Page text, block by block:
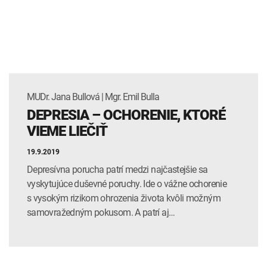
MUDr. Jana Bullová | Mgr. Emil Bulla
DEPRESIA – OCHORENIE, KTORÉ
VIEME LIEČIŤ
19.9.2019
Depresívna porucha patrí medzi najčastejšie sa
vyskytujúce duševné poruchy. Ide o vážne ochorenie
s vysokým rizikom ohrozenia života kvôli možným
samovražedným pokusom. A patrí aj…